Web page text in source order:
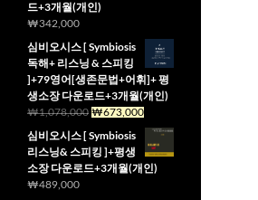
₩589,000.
드+3개월(개인)
₩342,000
심비오시스 [ Symbiosis
독해+ 리스닝 & 스피킹
]+79영어[생존문법+어휘]+ 평
생소장 다운로드+3개월(개인)
₩1,078,000 원
가
격:
₩1,078,000.
₩673,000현
재
가
격:
₩673,000.
심비오시스 [ Symbiosis
리스닝& 스피킹 ]+평생
소장 다운로드+3개월(개인)
₩489,000